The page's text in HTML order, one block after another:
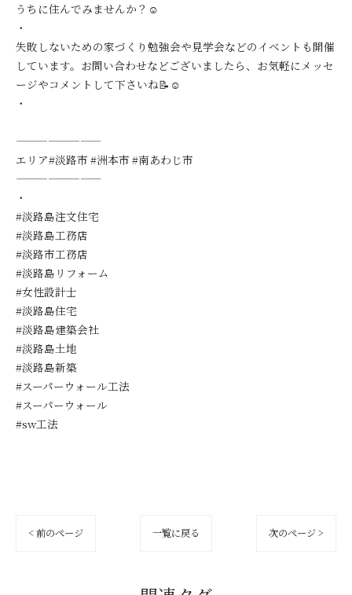
うちに住んでみませんか？☺️
・
失敗しないための家づくり勉強会や見学会などのイベントも開催
しています。お問い合わせなどございましたら、お気軽にメッセ
ージやコメントして下さいね📝☺️
・
————————
エリア#淡路市 #洲本市 #南あわじ市
————————
・
#淡路島注文住宅
#淡路島工務店
#淡路市工務店
#淡路島リフォーム
#女性設計士
#淡路島住宅
#淡路島建築会社
#淡路島土地
#淡路島新築
#スーパーウォール工法
#スーパーウォール
#sw工法
< 前のページ 一覧に戻る 次のページ >